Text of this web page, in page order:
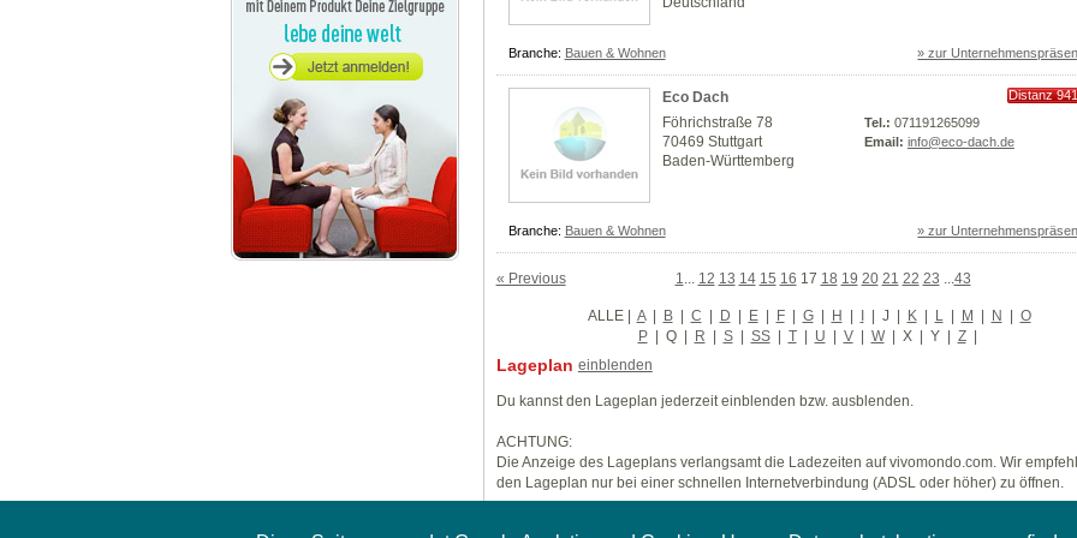
Branche: Bauen & Wohnen » zur
Eco Dach
Distanz
Föhrichstraße 78
70469 Stuttgart
Baden-Württemberg
Tel.: 071191265099
Email: info@eco-dach.de
Branche: Bauen & Wohnen » zur
« Previous 1 12 13 14 15 16 17 18 19 20 21 22 23 43
ALLE| A | B | C | D | E | F | G | H | I | J | K | L | M | N | O
P | Q | R | S | SS | T | U | V | W | X | Y | Z |
Lageplan einblenden
Du kannst den Lageplan jederzeit einblenden bzw. ausblenden.
ACHTUNG:
Die Anzeige des Lageplans verlangsamt die Ladezeiten auf vivomondo.com. Wir
den Lageplan nur bei einer schnellen Internetverbindung (ADSL oder höher) zu öffnen.